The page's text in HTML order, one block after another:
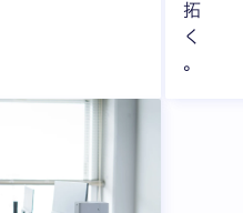
拓
く
。